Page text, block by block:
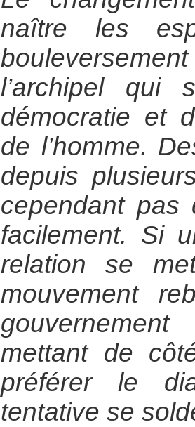
naître les
l’archipel
démocratie et
de l’homme.
depuis
cependant
facilement. Si
relation se
mouvement
mettant de
préférer le
tentative se